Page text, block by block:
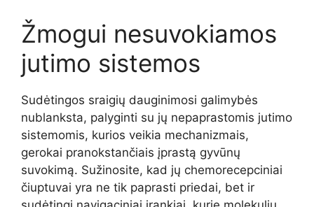
Žmogui nesuvokiamos
jutimo sistemos
Sudėtingos sraigių dauginimosi galimybės
nublanksta, palyginti su jų nepaprastomis jutimo
sistemomis, kurios veikia mechanizmais,
gerokai pranokstančiais įprastą gyvūnų
suvokimą. Sužinosite, kad jų chemorecepciniai
čiuptuvai yra ne tik paprasti priedai, bet ir